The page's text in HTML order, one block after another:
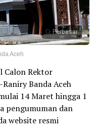
Perbesar
Aceh
Calon Rektor
Banda Aceh
14 Maret hingga 1
pengumuman dan
website resmi